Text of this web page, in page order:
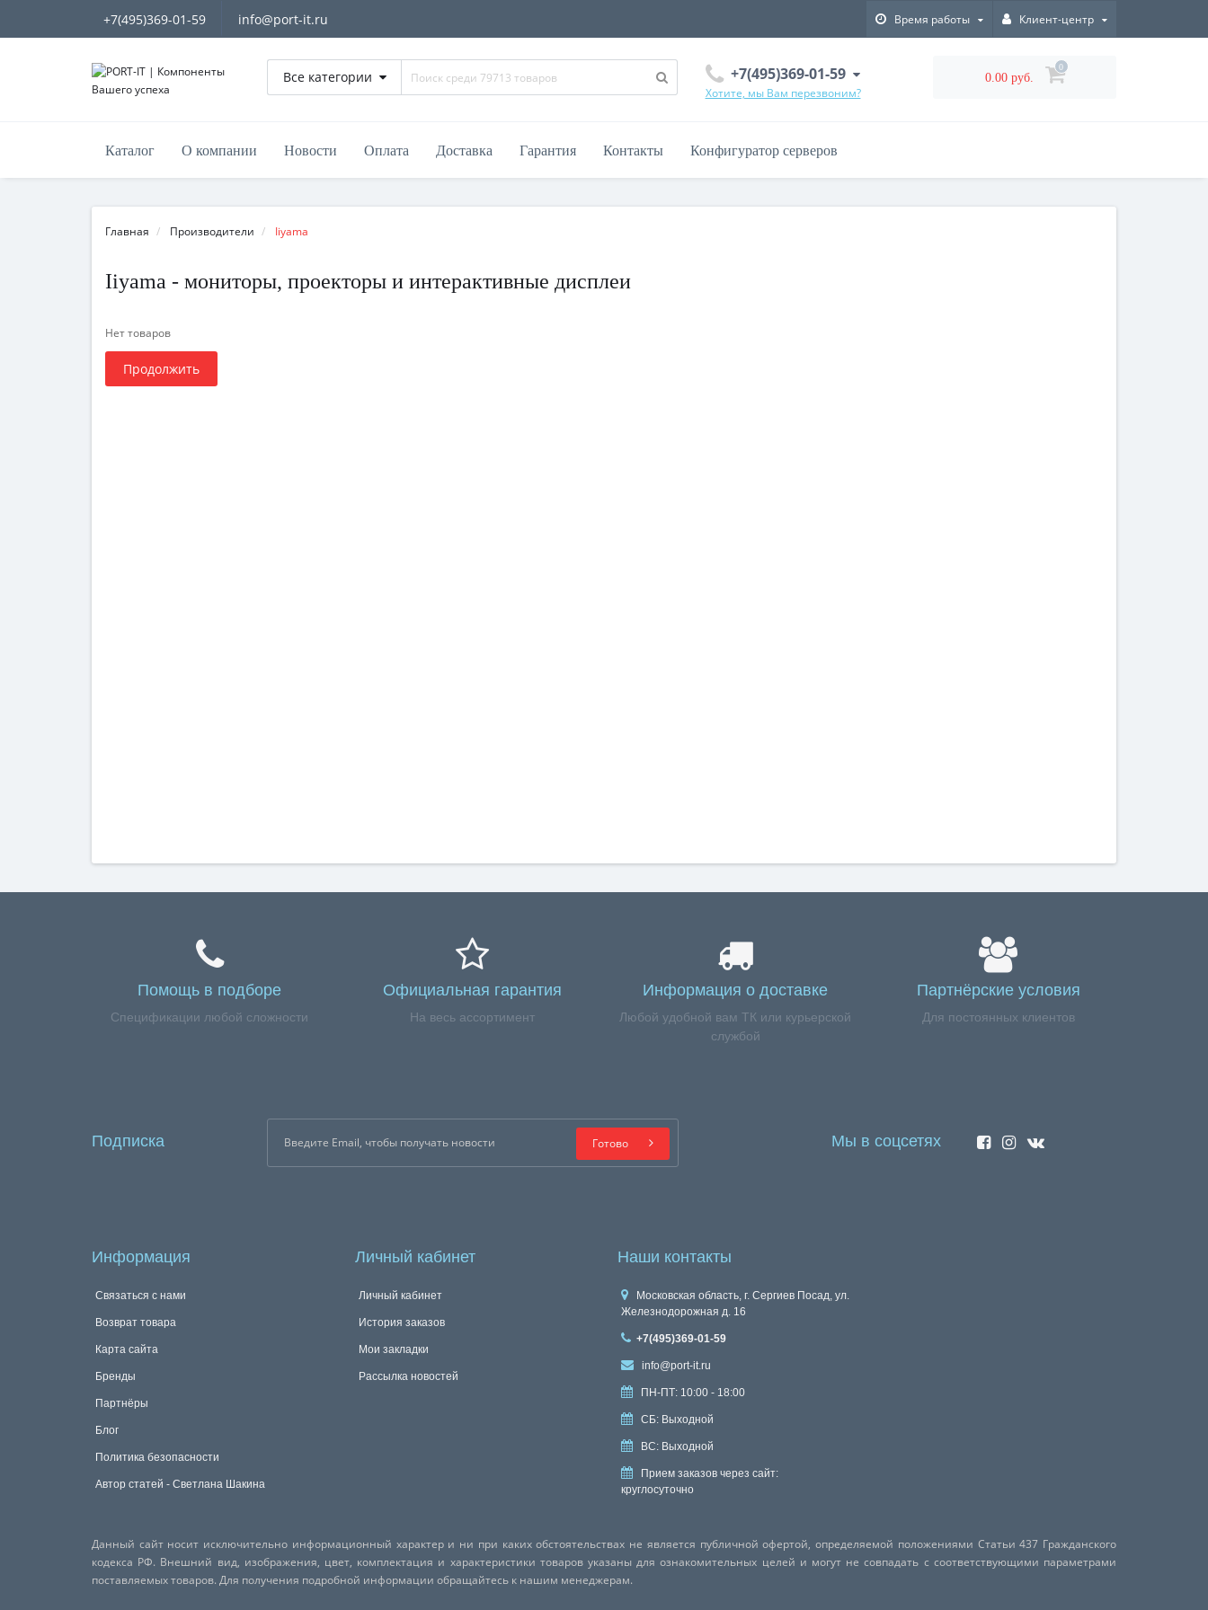
+7(495)369-01-59 info@port-it.ru Время работы Клиент-центр
Все категории +7(495)369-01-59
Хотите, мы Вам перезвоним?
0.00 руб.
0
Каталог О компании Новости Оплата Доставка Гарантия Контакты Конфигуратор серверов
Главная Производители Iiyama
Iiyama - мониторы, проекторы и интерактивные дисплеи
Нет товаров
Продолжить
Помощь в подборе
Спецификации любой сложности
Официальная гарантия
На весь ассортимент
Информация о доставке
Любой удобной вам ТК или курьерской
службой
Партнёрские условия
Для постоянных клиентов
Подписка Готово Мы в соцсетях
Информация
Связаться с нами
Возврат товара
Карта сайта
Бренды
Партнёры
Блог
Политика безопасности
Автор статей - Светлана Шакина
Личный кабинет
Личный кабинет
История заказов
Мои закладки
Рассылка новостей
Наши контакты
Московская область, г. Сергиев Посад, ул.
Железнодорожная д. 16
+7(495)369-01-59
info@port-it.ru
ПН-ПТ: 10:00 - 18:00
СБ: Выходной
ВС: Выходной
Прием заказов через сайт:
круглосуточно
Данный сайт носит исключительно информационный характер и ни при каких обстоятельствах не является публичной офертой, определяемой положениями Статьи 437 Гражданского
кодекса РФ. Внешний вид, изображения, цвет, комплектация и характеристики товаров указаны для ознакомительных целей и могут не совпадать с соответствующими параметрами
поставляемых товаров. Для получения подробной информации обращайтесь к нашим менеджерам.